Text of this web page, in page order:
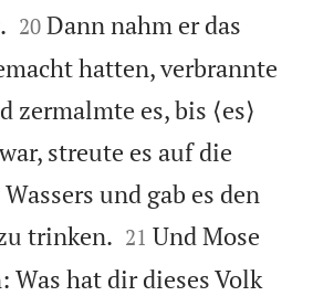


20 Dann nahm er das
hatten, verbrannte
zermalmte es, bis ⟨es⟩
streute es auf die
und gab es den
trinken. 

21 Und Mose
Was hat dir dieses Volk